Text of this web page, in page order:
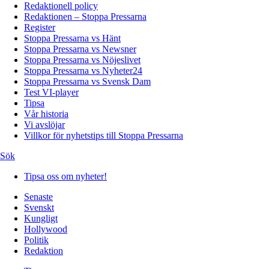
Redaktionell policy
Redaktionen – Stoppa Pressarna
Register
Stoppa Pressarna vs Hänt
Stoppa Pressarna vs Newsner
Stoppa Pressarna vs Nöjeslivet
Stoppa Pressarna vs Nyheter24
Stoppa Pressarna vs Svensk Dam
Test VI-player
Tipsa
Vår historia
Vi avslöjar
Villkor för nyhetstips till Stoppa Pressarna
Sök
Tipsa oss om nyheter!
Senaste
Svenskt
Kungligt
Hollywood
Politik
Redaktion